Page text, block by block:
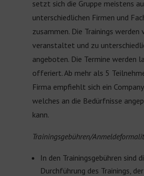
setzt sich die Gruppe meistens
unterschiedlichen Firmen und
zusammen. Die Trainings werden
veranstaltet und zu
angeboten. Die Termine werden
offeriert. Ab mehr als 5
Firma empfiehlt sich ein Company
welches an die Bedürfnisse
kann.
Trainingsgebühren/
In den Trainingsgebühren sind
Durchführung des Trainings,